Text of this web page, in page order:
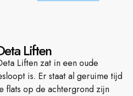
Liften
Liften zat in een oude
is. Er staat al geruime tijd
flats op de achtergrond zijn